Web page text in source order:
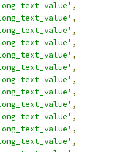
,
,
,
,
,
,
,
,
,
,
,
,